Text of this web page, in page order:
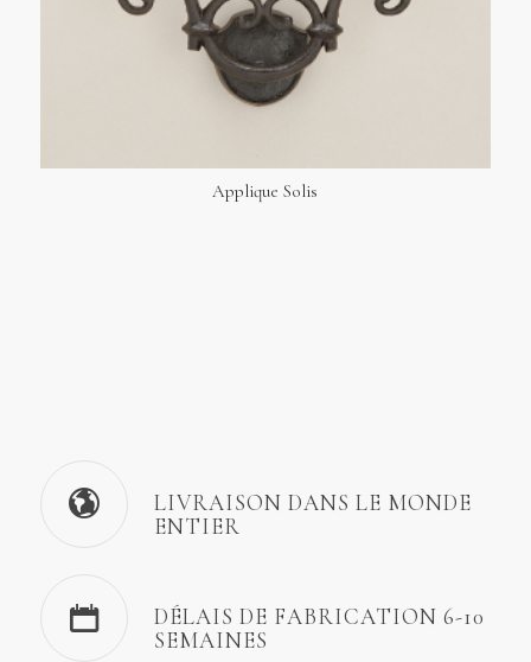
Applique Solis
LIVRAISON DANS LE MONDE
ENTIER
DÉLAIS DE FABRICATION 6-10
SEMAINES